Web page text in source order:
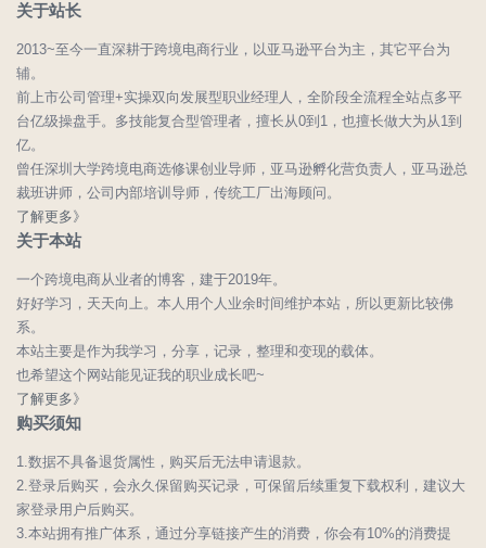
关于站长
2013~至今一直深耕于跨境电商行业，以亚马逊平台为主，其它平台为
辅。
前上市公司管理+实操双向发展型职业经理人，全阶段全流程全站点多平
台亿级操盘手。多技能复合型管理者，擅长从0到1，也擅长做大为从1到
亿。
曾任深圳大学跨境电商选修课创业导师，亚马逊孵化营负责人，亚马逊总
裁班讲师，公司内部培训导师，传统工厂出海顾问。
了解更多》
关于本站
一个跨境电商从业者的博客，建于2019年。
好好学习，天天向上。本人用个人业余时间维护本站，所以更新比较佛
系。
本站主要是作为我学习，分享，记录，整理和变现的载体。
也希望这个网站能见证我的职业成长吧~
了解更多》
购买须知
1.数据不具备退货属性，购买后无法申请退款。
2.登录后购买，会永久保留购买记录，可保留后续重复下载权利，建议大
家登录用户后购买。
3.本站拥有推广体系，通过分享链接产生的消费，你会有10%的消费提